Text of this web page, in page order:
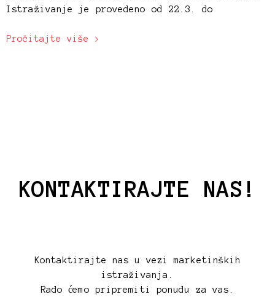
Istraživanje je provedeno od 22.3. do
Pročitajte više >
KONTAKTIRAJTE NAS!
Kontaktirajte nas u vezi marketinških
istraživanja.
Rado ćemo pripremiti ponudu za vas.